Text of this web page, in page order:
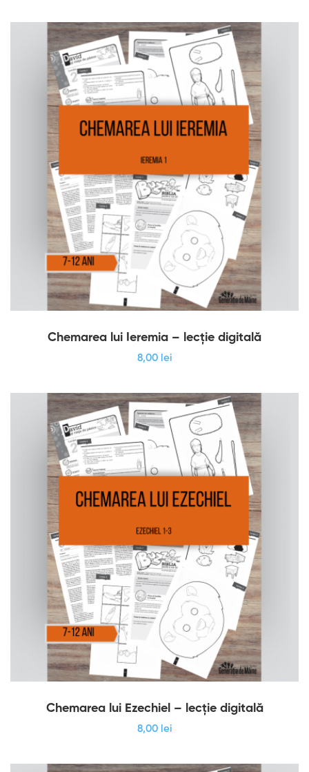
Chemarea lui Ieremia – lecție digitală
8,00 lei
Chemarea lui Ezechiel – lecție digitală
8,00 lei